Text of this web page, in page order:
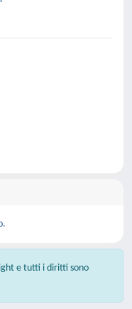
e tutti i diritti sono